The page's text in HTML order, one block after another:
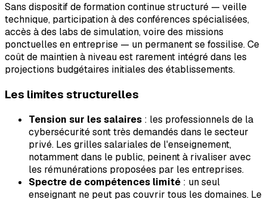
Sans dispositif de formation continue structuré — veille
technique, participation à des conférences spécialisées,
accès à des labs de simulation, voire des missions
ponctuelles en entreprise — un permanent se fossilise. Ce
coût de maintien à niveau est rarement intégré dans les
projections budgétaires initiales des établissements.
Les limites structurelles
Tension sur les salaires : les professionnels de la
cybersécurité sont très demandés dans le secteur
privé. Les grilles salariales de l'enseignement,
notamment dans le public, peinent à rivaliser avec
les rémunérations proposées par les entreprises.
Spectre de compétences limité : un seul
enseignant ne peut pas couvrir tous les domaines. Le